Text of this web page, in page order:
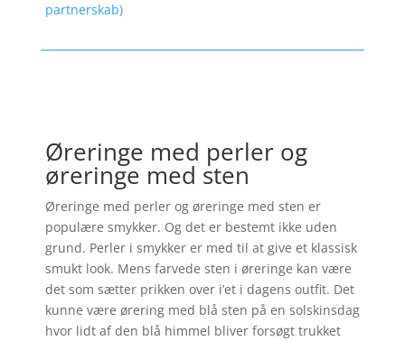
partnerskab)
Øreringe med perler og
øreringe med sten
Øreringe med perler og øreringe med sten er
populære smykker. Og det er bestemt ikke uden
grund. Perler i smykker er med til at give et klassisk
smukt look. Mens farvede sten i øreringe kan være
det som sætter prikken over i’et i dagens outfit. Det
kunne være ørering med blå sten på en solskinsdag
hvor lidt af den blå himmel bliver forsøgt trukket